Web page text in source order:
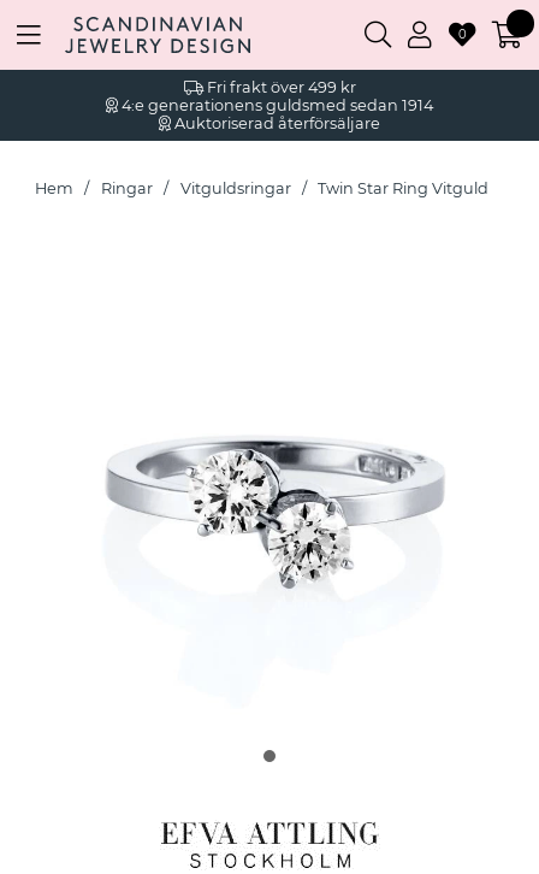
Fri frakt över 499 kr
4:e generationens guldsmed sedan 1914
Auktoriserad återförsäljare
0
Hem Ringar Vitguldsringar Twin Star Ring Vitguld